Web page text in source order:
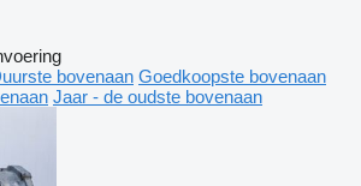
bovenaan Goedkoopste bovenaan
Jaar - de oudste bovenaan